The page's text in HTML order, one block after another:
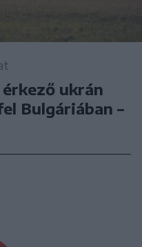
ukrán
Bulgáriában –